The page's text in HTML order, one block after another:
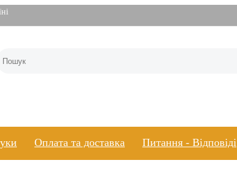
Оплата та доставка Питання - Відповіді